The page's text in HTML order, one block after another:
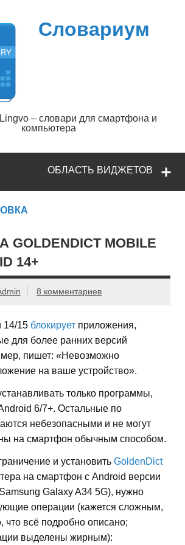
Словариум
– словари для смартфона и
компьютера
ОБЛАСТЬ ВИДЖЕТОВ
MOBILE
14+
8 комментариев
14/15 блокирует приложения,
для более ранних версий
пишет: «Невозможно
на ваше устройство».
только программы,
6/7+. Остальные по
небезопасными и не могут
на смартфон обычным способом.
и установить GoldenDict
на смартфон с Android версии
Galaxy A34 5G), нужно
операции (кажется сложным,
что всё подробно описано;
выделены жирным):